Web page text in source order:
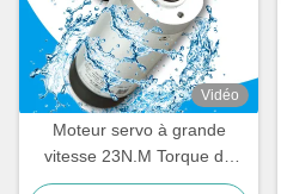
Vidéo
Moteur servo à grande
vitesse 23N.M Torque du
watt 6A IE4 de l'aimant